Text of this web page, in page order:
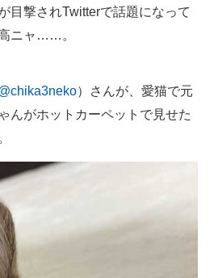
未来
る
ィ
目撃されTwitterで話題になって
ニャ……。
）さんが、愛猫で元
んがホットカーペットで見せた